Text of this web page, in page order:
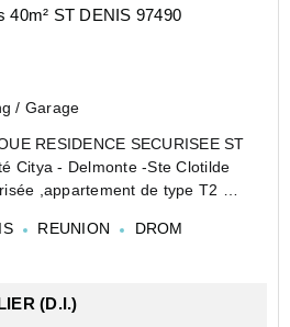
40m² ST DENIS 97490
/ Garage
Citya - Delmonte -Ste Clotilde
de type T2 de
,un séjour, une salle...
REUNION DROM
(D.I.)